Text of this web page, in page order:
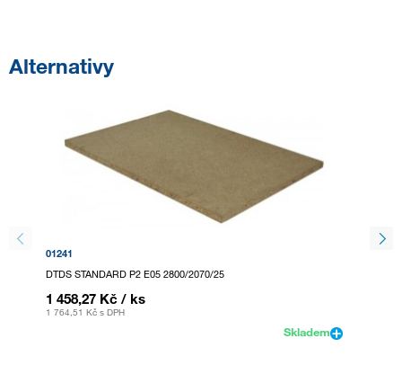
Alternativy
01241
DTDS STANDARD P2 E05 2800/2070/25
1 458,27 Kč / ks
1 764,51 Kč s DPH
Skladem